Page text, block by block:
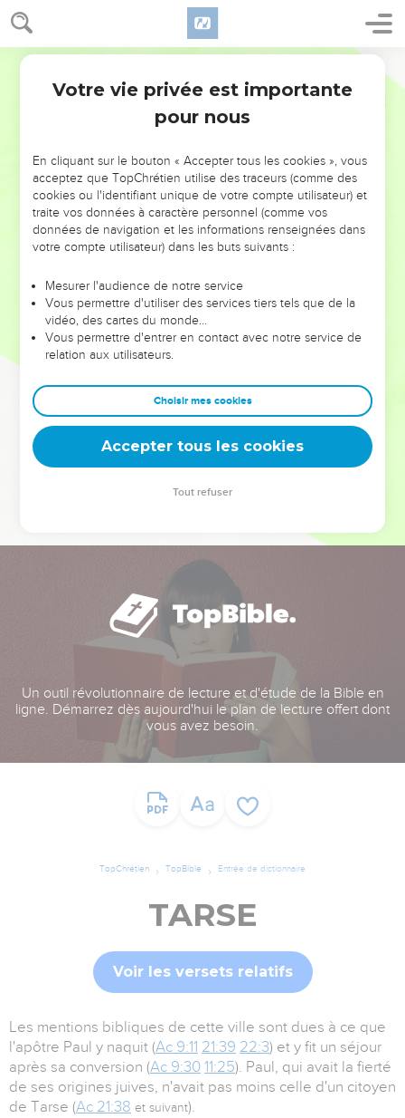
NE MANQUEZ PAS L’ÉVÉNEMENT
DE L’ANNÉE !
ET SI LEURS ERREURS POUVAIENT VOUS ÉVITER LES
VOTRES ?
leur foi ou leur vision. Mais on voit moins les doutes, les erreurs
et les saisons difficiles qu'ils ont traversés, alors même que ce
sont elles qui les ont façonnés.
Dans cette conférence, leaders, entrepreneurs, et responsables
clés pour avancer avec plus de sagesse afin que leurs erreurs
deviennent vos tremplins. Que vous guidiez un ministère, une
équipe, un groupe ou une famille, leur expérience est faite
Un outil révolutionnaire de lecture et d'étude de la Bible en
ligne. Démarrez dès aujourd'hui le plan de lecture offert dont
vous avez besoin.
TopChrétien TopBible Entrée de dictionnaire
TARSE
Voir les versets relatifs
Les mentions bibliques de cette ville sont dues à ce que
l'apôtre Paul y naquit (Ac 9:11 21:39 22:3) et y fit un séjour
après sa conversion (Ac 9:30 11:25). Paul, qui avait la fierté
de ses origines juives, n'avait pas moins celle d'un citoyen
de Tarse (Ac 21:38 et suivant).
Votre vie privée est importante
pour nous
En cliquant sur le bouton « Accepter tous les cookies », vous
acceptez que TopChrétien utilise des traceurs (comme des
cookies ou l'identifiant unique de votre compte utilisateur) et
traite vos données à caractère personnel (comme vos
données de navigation et les informations renseignées dans
votre compte utilisateur) dans les buts suivants :
Mesurer l'audience de notre service
Vous permettre d'utiliser des services tiers tels que de la
vidéo, des cartes du monde…
Vous permettre d'entrer en contact avec notre service de
relation aux utilisateurs.
Choisir mes cookies
Accepter tous les cookies
Tout refuser